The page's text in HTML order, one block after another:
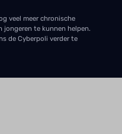
veel meer chronische
jongeren te kunnen helpen.
de Cyberpoli verder te